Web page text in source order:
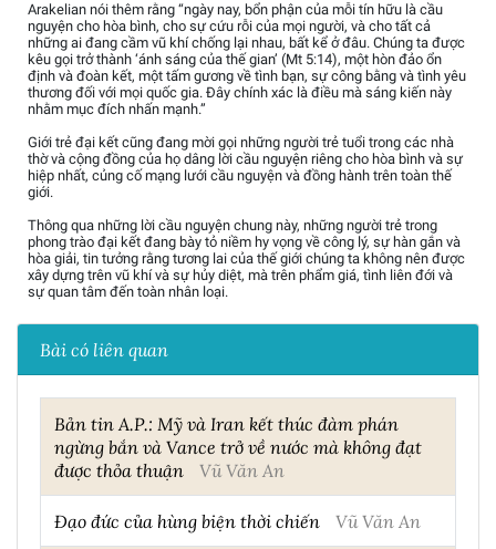
Arakelian nói thêm rằng “ngày nay, bổn phận của mỗi tín hữu là cầu
nguyện cho hòa bình, cho sự cứu rỗi của mọi người, và cho tất cả
những ai đang cầm vũ khí chống lại nhau, bất kể ở đâu. Chúng ta được
kêu gọi trở thành ‘ánh sáng của thế gian’ (Mt 5:14), một hòn đảo ổn
định và đoàn kết, một tấm gương về tình bạn, sự công bằng và tình yêu
thương đối với mọi quốc gia. Đây chính xác là điều mà sáng kiến này
nhằm mục đích nhấn mạnh.”
Giới trẻ đại kết cũng đang mời gọi những người trẻ tuổi trong các nhà
thờ và cộng đồng của họ dâng lời cầu nguyện riêng cho hòa bình và sự
hiệp nhất, củng cố mạng lưới cầu nguyện và đồng hành trên toàn thế
giới.
Thông qua những lời cầu nguyện chung này, những người trẻ trong
phong trào đại kết đang bày tỏ niềm hy vọng về công lý, sự hàn gắn và
hòa giải, tin tưởng rằng tương lai của thế giới chúng ta không nên được
xây dựng trên vũ khí và sự hủy diệt, mà trên phẩm giá, tình liên đới và
sự quan tâm đến toàn nhân loại.
Bài có liên quan
Bản tin A.P.: Mỹ và Iran kết thúc đàm phán
ngừng bắn và Vance trở về nước mà không đạt
được thỏa thuận
Vũ Văn An
Đạo đức của hùng biện thời chiến Vũ Văn An